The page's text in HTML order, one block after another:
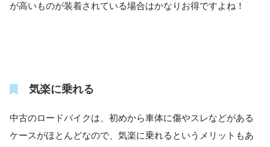
が高いものが装着されている場合はかなりお得ですよね！
気楽に乗れる
中古のロードバイクは、初めから車体に傷やスレなどがある
ケースがほとんどなので、気楽に乗れるというメリットもあ